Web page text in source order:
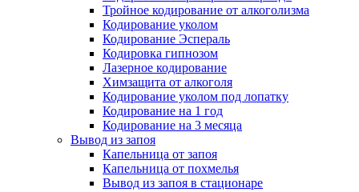
Тройное кодирование от алкоголизма
Кодирование уколом
Кодирование Эспераль
Кодировка гипнозом
Лазерное кодирование
Химзащита от алкоголя
Кодирование уколом под лопатку
Кодирование на 1 год
Кодирование на 3 месяца
Вывод из запоя
Капельница от запоя
Капельница от похмелья
Вывод из запоя в стационаре